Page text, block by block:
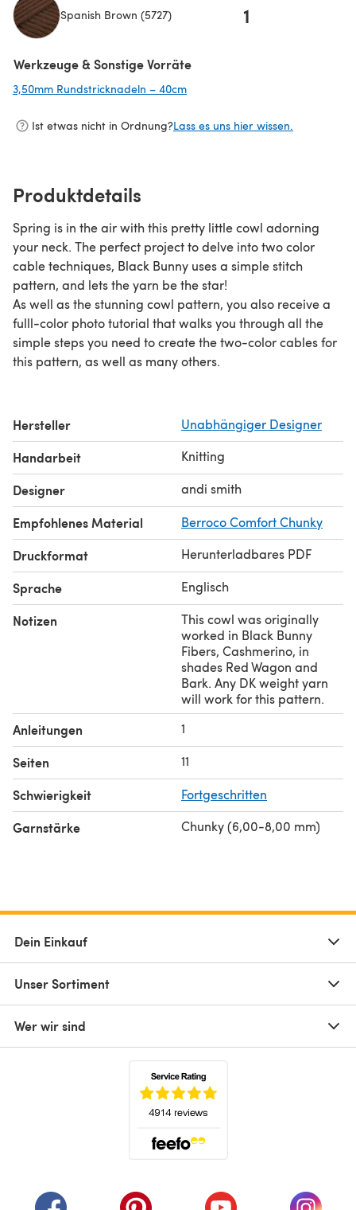
Spanish Brown (5727) 1
Werkzeuge & Sonstige Vorräte
3,50mm Rundstricknadeln – 40cm
Ist etwas nicht in Ordnung?Lass es uns hier wissen.
Produktdetails
Spring is in the air with this pretty little cowl adorning
your neck. The perfect project to delve into two color
cable techniques, Black Bunny uses a simple stitch
pattern, and lets the yarn be the star!
As well as the stunning cowl pattern, you also receive a
fulll-color photo tutorial that walks you through all the
simple steps you need to create the two-color cables for
this pattern, as well as many others.
Hersteller Unabhängiger Designer
Handarbeit Knitting
Designer andi smith
Empfohlenes Material Berroco Comfort Chunky
Druckformat Herunterladbares PDF
Sprache Englisch
Notizen
This cowl was originally
worked in Black Bunny
Fibers, Cashmerino, in
shades Red Wagon and
Bark. Any DK weight yarn
will work for this pattern.
Anleitungen 1
Seiten 11
Schwierigkeit Fortgeschritten
Garnstärke Chunky (6,00-8,00 mm)
Dein Einkauf
Unser Sortiment
Wer wir sind
(öffnet sich in einem neuen Tab)
(öffnet sich in einem neuen Tab)
(öffnet sich in einem
(öffnet